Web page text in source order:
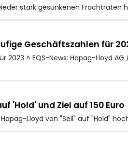
stark gesunkenen
Geschäftszahlen für
^ EQS-News: Hapag-Lloyd
'Hold' und Ziel auf 150 Euro
Lloyd von "Sell" auf "Hold"